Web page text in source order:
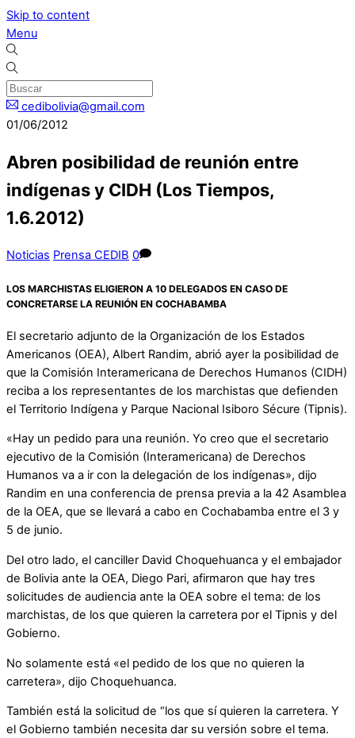
Skip to content
Menu
cedibolivia@gmail.com
01/06/2012
Abren posibilidad de reunión entre
indígenas y CIDH (Los Tiempos,
1.6.2012)
Noticias Prensa CEDIB 0
LOS MARCHISTAS ELIGIERON A 10 DELEGADOS EN CASO DE
CONCRETARSE LA REUNIÓN EN COCHABAMBA
El secretario adjunto de la Organización de los Estados
Americanos (OEA), Albert Randim, abrió ayer la posibilidad de
que la Comisión Interamericana de Derechos Humanos (CIDH)
reciba a los representantes de los marchistas que defienden
el Territorio Indígena y Parque Nacional Isiboro Sécure (Tipnis).
«Hay un pedido para una reunión. Yo creo que el secretario
ejecutivo de la Comisión (Interamericana) de Derechos
Humanos va a ir con la delegación de los indígenas», dijo
Randim en una conferencia de prensa previa a la 42 Asamblea
de la OEA, que se llevará a cabo en Cochabamba entre el 3 y
5 de junio.
Del otro lado, el canciller David Choquehuanca y el embajador
de Bolivia ante la OEA, Diego Pari, afirmaron que hay tres
solicitudes de audiencia ante la OEA sobre el tema: de los
marchistas, de los que quieren la carretera por el Tipnis y del
Gobierno.
No solamente está «el pedido de los que no quieren la
carretera», dijo Choquehuanca.
También está la solicitud de “los que sí quieren la carretera. Y
el Gobierno también necesita dar su versión sobre el tema.